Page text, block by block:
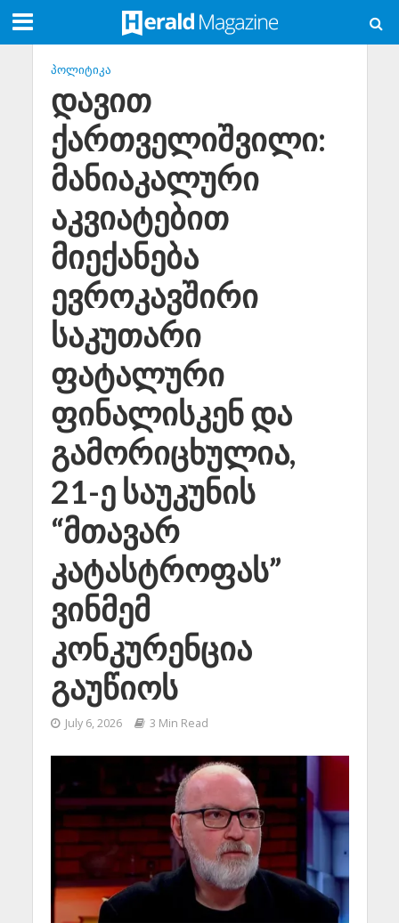
ᲞᲝᲚᲘᲢᲘᲙᲐ
დავით
ქართველიშვილი:
მანიაკალური
აკვიატებით
მიექანება
ევროკავშირი
საკუთარი
ფატალური
ფინალისკენ და
გამორიცხულია,
21-ე საუკუნის
“მთავარ
კატასტროფას”
ვინმემ
კონკურენცია
გაუწიოს
July 6, 2026 3 Min Read